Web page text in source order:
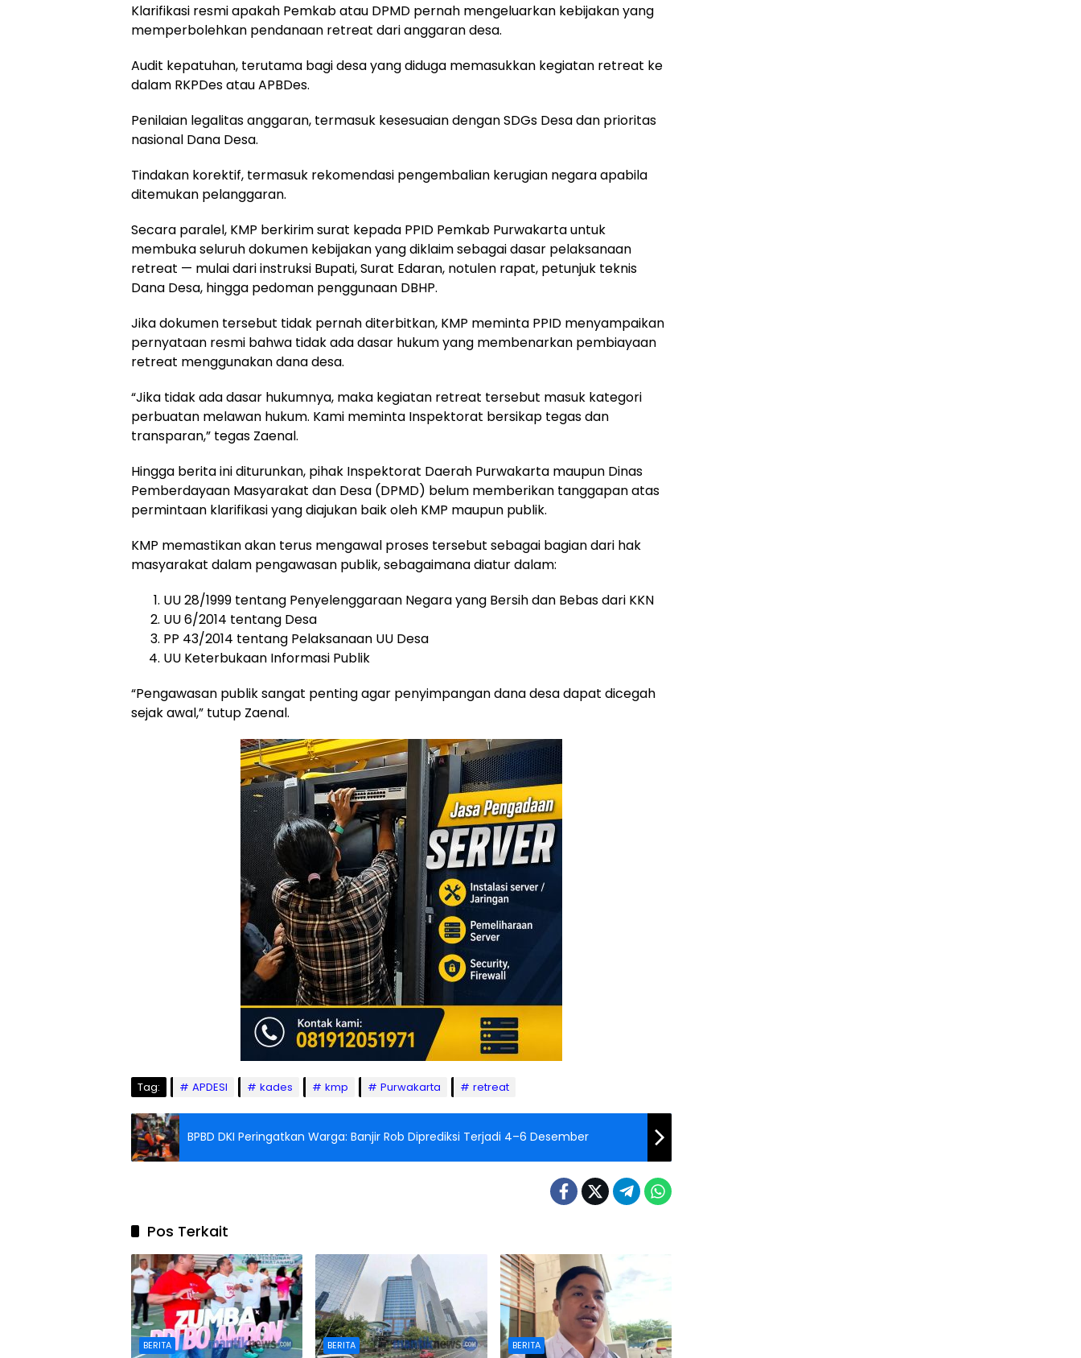
Klarifikasi resmi apakah Pemkab atau DPMD pernah mengeluarkan kebijakan yang
memperbolehkan pendanaan retreat dari anggaran desa.
Audit kepatuhan, terutama bagi desa yang diduga memasukkan kegiatan retreat ke
dalam RKPDes atau APBDes.
Penilaian legalitas anggaran, termasuk kesesuaian dengan SDGs Desa dan prioritas
nasional Dana Desa.
Tindakan korektif, termasuk rekomendasi pengembalian kerugian negara apabila
ditemukan pelanggaran.
Secara paralel, KMP berkirim surat kepada PPID Pemkab Purwakarta untuk
membuka seluruh dokumen kebijakan yang diklaim sebagai dasar pelaksanaan
retreat — mulai dari instruksi Bupati, Surat Edaran, notulen rapat, petunjuk teknis
Dana Desa, hingga pedoman penggunaan DBHP.
Jika dokumen tersebut tidak pernah diterbitkan, KMP meminta PPID menyampaikan
pernyataan resmi bahwa tidak ada dasar hukum yang membenarkan pembiayaan
retreat menggunakan dana desa.
“Jika tidak ada dasar hukumnya, maka kegiatan retreat tersebut masuk kategori
perbuatan melawan hukum. Kami meminta Inspektorat bersikap tegas dan
transparan,” tegas Zaenal.
Hingga berita ini diturunkan, pihak Inspektorat Daerah Purwakarta maupun Dinas
Pemberdayaan Masyarakat dan Desa (DPMD) belum memberikan tanggapan atas
permintaan klarifikasi yang diajukan baik oleh KMP maupun publik.
KMP memastikan akan terus mengawal proses tersebut sebagai bagian dari hak
masyarakat dalam pengawasan publik, sebagaimana diatur dalam:
UU 28/1999 tentang Penyelenggaraan Negara yang Bersih dan Bebas dari KKN
UU 6/2014 tentang Desa
PP 43/2014 tentang Pelaksanaan UU Desa
UU Keterbukaan Informasi Publik
“Pengawasan publik sangat penting agar penyimpangan dana desa dapat dicegah
sejak awal,” tutup Zaenal.
Tag: APDESI kades kmp Purwakarta retreat
BPBD DKI Peringatkan Warga: Banjir Rob Diprediksi Terjadi 4–6 Desember
Pos Terkait
BERITA BERITA BERITA